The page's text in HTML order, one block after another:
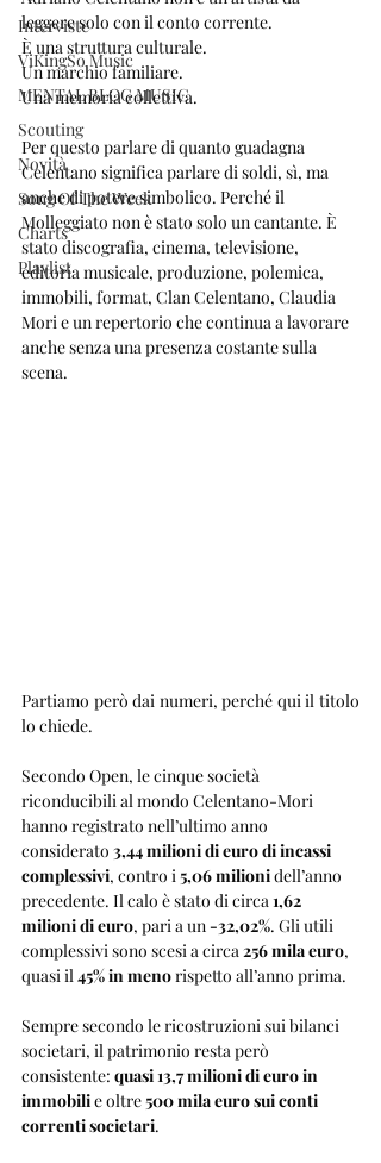
Interviste
ViKingSo Music
MENTAL BLOG MUSIC
Scouting
Novità
Song Of The Week
Charts
Playlist
leggere solo con il conto corrente.
È una struttura culturale.
Un marchio familiare.
Una memoria collettiva.
Per questo parlare di quanto guadagna
Celentano significa parlare di soldi, sì, ma
anche di potere simbolico. Perché il
Molleggiato non è stato solo un cantante. È
stato discografia, cinema, televisione,
editoria musicale, produzione, polemica,
immobili, format, Clan Celentano, Claudia
Mori e un repertorio che continua a lavorare
anche senza una presenza costante sulla
scena.
Partiamo però dai numeri, perché qui il titolo
lo chiede.
Secondo Open, le cinque società
riconducibili al mondo Celentano-Mori
hanno registrato nell’ultimo anno
considerato 3,44 milioni di euro di incassi
complessivi, contro i 5,06 milioni dell’anno
precedente. Il calo è stato di circa 1,62
milioni di euro, pari a un -32,02%. Gli utili
complessivi sono scesi a circa 256 mila euro,
quasi il 45% in meno rispetto all’anno prima.
Sempre secondo le ricostruzioni sui bilanci
societari, il patrimonio resta però
consistente: quasi 13,7 milioni di euro in
immobili e oltre 500 mila euro sui conti
correnti societari.